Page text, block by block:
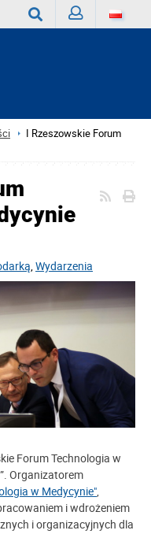
I Rzeszowskie Forum
,Wydarzenia
Forum Technologia w
Organizatorem
w Medycynie",
i wdrożeniem
i organizacyjnych dla